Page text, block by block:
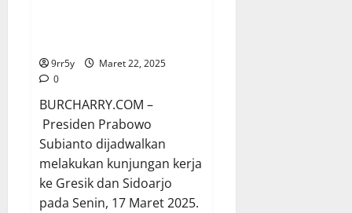
9rr5y
Maret 22, 2025
0
BURCHARRY.COM –
Presiden Prabowo
Subianto dijadwalkan
melakukan kunjungan kerja
ke Gresik dan Sidoarjo
pada Senin, 17 Maret 2025.